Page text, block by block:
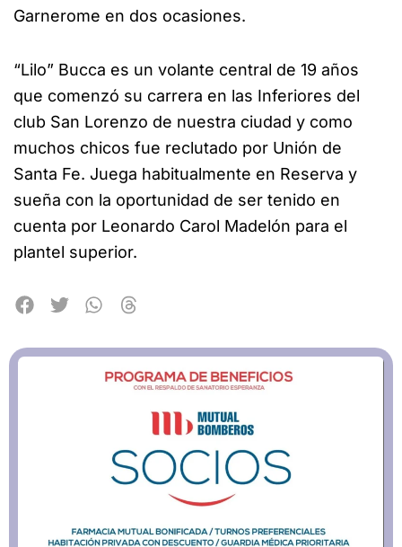
Garnerome en dos ocasiones.
“Lilo” Bucca es un volante central de 19 años
que comenzó su carrera en las Inferiores del
club San Lorenzo de nuestra ciudad y como
muchos chicos fue reclutado por Unión de
Santa Fe. Juega habitualmente en Reserva y
sueña con la oportunidad de ser tenido en
cuenta por Leonardo Carol Madelón para el
plantel superior.